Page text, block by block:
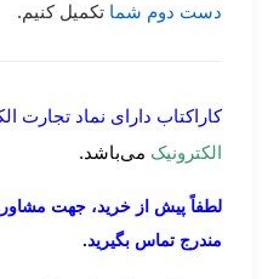
دست دوم شما تکمیل کنیم.
کاراکتاب دارای نماد تجارت
الکترونیک می‌باشد.
لطفاً پیش از خرید، جهت
مندرج تماس بگیرید.